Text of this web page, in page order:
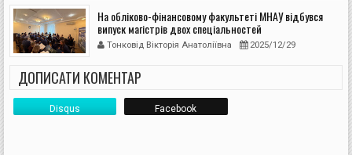
На обліково-фінансовому факультеті МНАУ відбувся
випуск магістрів двох спеціальностей
Тонковід Вікторія Анатоліївна 2025/12/29
ДОПИСАТИ КОМЕНТАР
Disqus Facebook